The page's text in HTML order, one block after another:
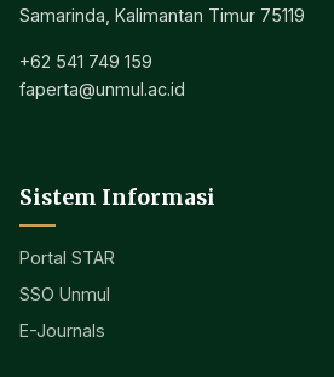
Samarinda, Kalimantan Timur 75119
+62 541 749 159
faperta@unmul.ac.id
Sistem Informasi
Portal STAR
SSO Unmul
E-Journals